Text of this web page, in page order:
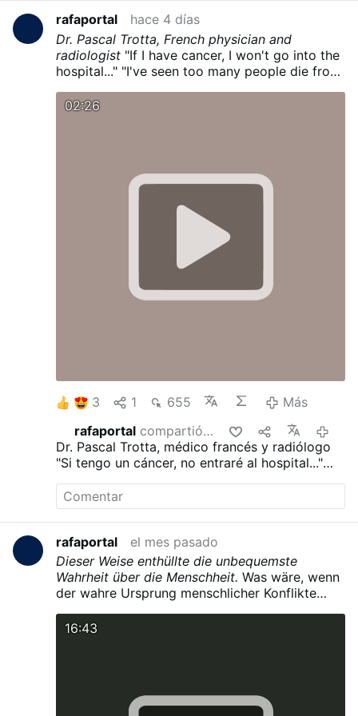
rafaportal
hace 4 días
Dr. Pascal Trotta, French physician and
radiologist "If I have cancer, I won't go into the
hospital..." "I've seen too many people die from
would stop working..."
02:26
3 1 655
Más
rafaportalcompartió esto
Dr. Pascal Trotta, médico francés y radiólogo
"Si tengo un cáncer, no entraré al hospital..."
quimioterapia..."
"Dejaría de trabajar..."
rafaportal
el mes pasado
Dieser Weise enthüllte die unbequemste
Wahrheit über die Menschheit. Was wäre, wenn
der wahre Ursprung menschlicher Konflikte
läge, sondern in uns selbst?
16:43